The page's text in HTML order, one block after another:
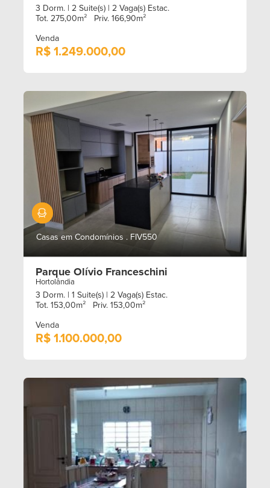
3 Dorm. | 2 Suite(s) | 2 Vaga(s) Estac.
Tot. 275,00m²
Priv. 166,90m²
Venda
R$ 1.249.000,00
Mobiliado
Casas em Condomínios . FIV550
Parque Olívio Franceschini
Hortolândia
3 Dorm. | 1 Suite(s) | 2 Vaga(s) Estac.
Tot. 153,00m²
Priv. 153,00m²
Venda
R$ 1.100.000,00